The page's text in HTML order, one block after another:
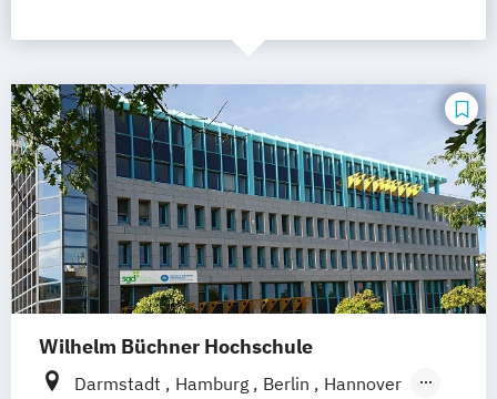
Wilhelm Büchner Hochschule
Darmstadt Hamburg Berlin
Hannover